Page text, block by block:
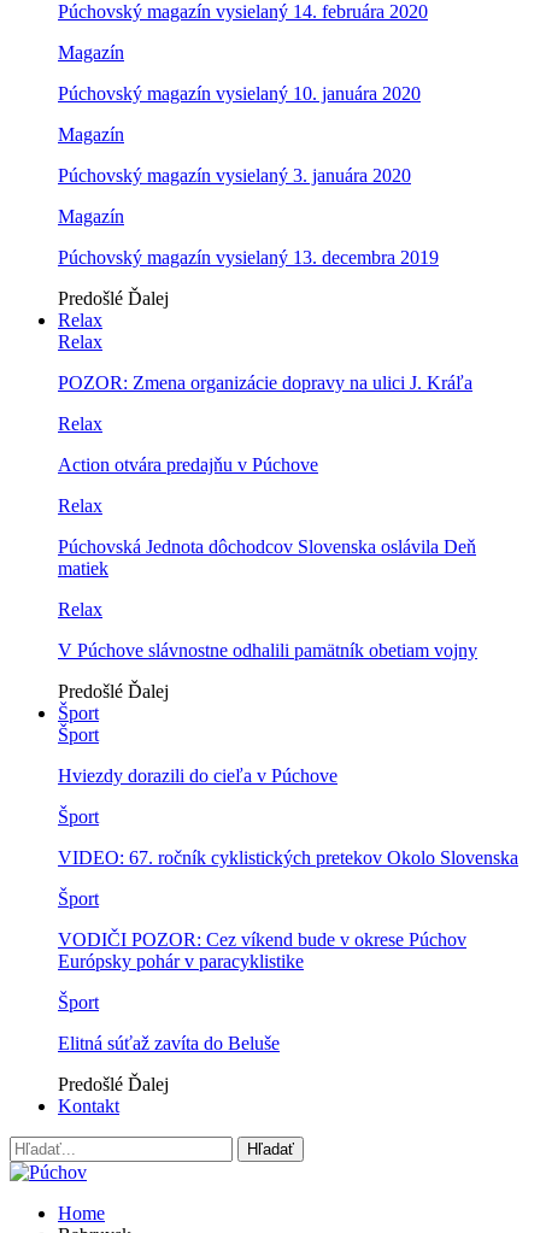
Púchovský magazín vysielaný 14. februára 2020
Magazín
Púchovský magazín vysielaný 10. januára 2020
Magazín
Púchovský magazín vysielaný 3. januára 2020
Magazín
Púchovský magazín vysielaný 13. decembra 2019
Predošlé Ďalej
Relax
Relax
POZOR: Zmena organizácie dopravy na ulici J. Kráľa
Relax
Action otvára predajňu v Púchove
Relax
Púchovská Jednota dôchodcov Slovenska oslávila Deň
matiek
Relax
V Púchove slávnostne odhalili pamätník obetiam vojny
Predošlé Ďalej
Šport
Šport
Hviezdy dorazili do cieľa v Púchove
Šport
VIDEO: 67. ročník cyklistických pretekov Okolo Slovenska
Šport
VODIČI POZOR: Cez víkend bude v okrese Púchov
Európsky pohár v paracyklistike
Šport
Elitná súťaž zavíta do Beluše
Predošlé Ďalej
Kontakt
Home